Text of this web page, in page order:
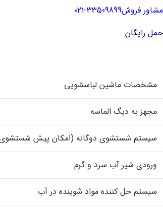
مشاور فروش33509899-۰۲۱
حمل رایگان
مشخصات ماشین لباسشویی
مجهز به دیگ الماسه
سیستم شستشوی دوگانه (امکان پیش
ورودی شیر آب سرد و گرم
سیستم حل کننده مواد شوینده در آب